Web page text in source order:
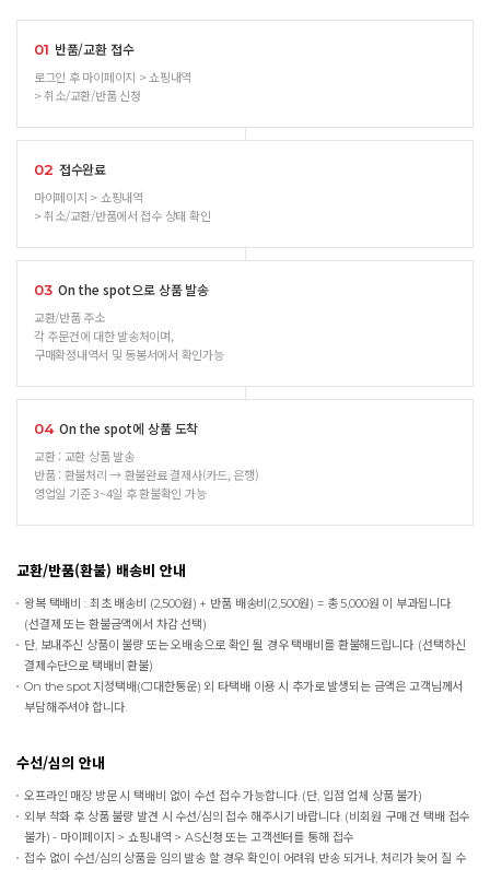
01 반품/교환 접수
로그인 후 마이페이지 > 쇼핑내역
> 취소/교환/반품 신청
02 접수완료
마이페이지 > 쇼핑내역
> 취소/교환/반품에서 접수 상태 확인
03 On the spot으로 상품 발송
교환/반품 주소
각 주문건에 대한 발송처이며,
구매확정내역서 및 동봉서에서 확인가능
04 On the spot에 상품 도착
교환 : 교환 상품 발송
반품 : 환불처리 → 환불완료 결제사(카드, 은행)
영업일 기준 3~4일 후 환불확인 가능
교환/반품(환불) 배송비 안내
왕복 택배비 : 최초 배송비 (2,500원) + 반품 배송비(2,500원) = 총 5,000원 이 부과됩니다.
(선결제 또는 환불금액에서 차감 선택)
단, 보내주신 상품이 불량 또는 오배송으로 확인 될 경우 택배비를 환불해드립니다. (선택하신
결제수단으로 택배비 환불)
On the spot지정택배(CJ대한통운) 외 타택배 이용 시 추가로 발생되는 금액은 고객님께서
부담해주셔야 합니다.
수선/심의 안내
오프라인 매장 방문 시 택배비 없이 수선 접수 가능합니다. (단, 입점 업체 상품 불가)
외부 착화 후 상품 불량 발견 시 수선/심의 접수 해주시기 바랍니다. (비회원 구매 건 택배 접수
불가) - 마이페이지 > 쇼핑내역 > AS신청 또는 고객센터를 통해 접수
접수 없이 수선/심의 상품을 임의 발송 할 경우 확인이 어려워 반송 되거나, 처리가 늦어 질 수